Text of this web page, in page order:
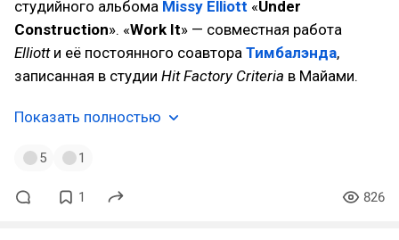
студийного альбома Missy Elliott «Under
Construction». «Work It» — совместная работа
Elliottи её постоянного соавтора Тимбалэнда,
записанная в студии Hit Factory Criteria в Майами.
Показать полностью
5 1
1 826